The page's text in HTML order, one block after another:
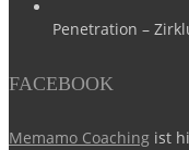
Penetration –
FACEBOOK
Memamo Coaching ist